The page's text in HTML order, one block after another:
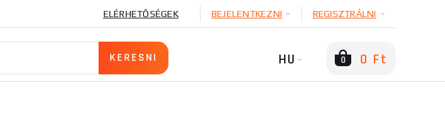
ELÉRHETŐSÉGEK BEJELENTKEZNI REGISZTRÁLNI
HU 0 0 Ft